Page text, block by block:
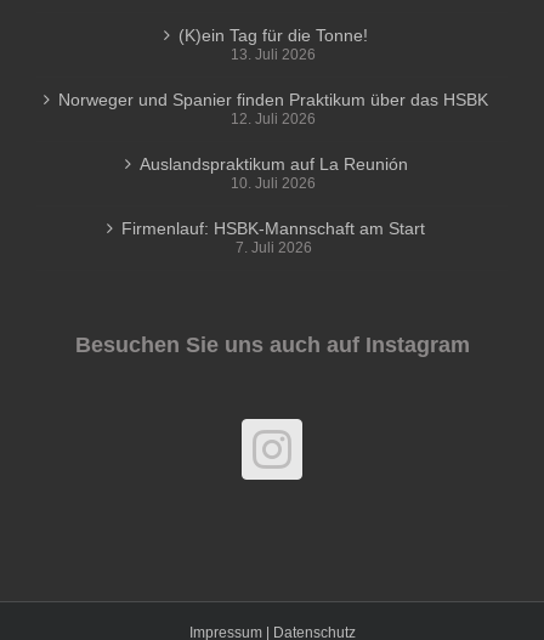
(K)ein Tag für die Tonne!
13. Juli 2026
Norweger und Spanier finden Praktikum über das HSBK
12. Juli 2026
Auslandspraktikum auf La Reunión
10. Juli 2026
Firmenlauf: HSBK-Mannschaft am Start
7. Juli 2026
Besuchen Sie uns auch auf Instagram
Impressum | Datenschutz